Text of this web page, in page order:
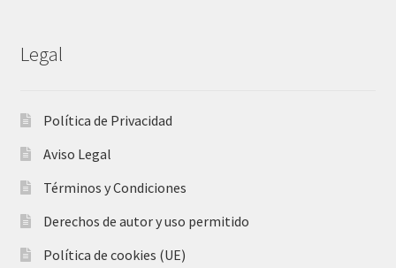
Legal
Política de Privacidad
Aviso Legal
Términos y Condiciones
Derechos de autor y uso permitido
Política de cookies (UE)